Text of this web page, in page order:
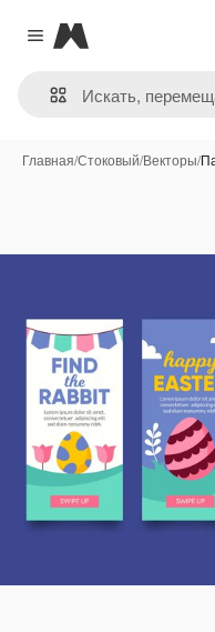
Close menu
Magnific
Главная/Стоковый/Векторы/